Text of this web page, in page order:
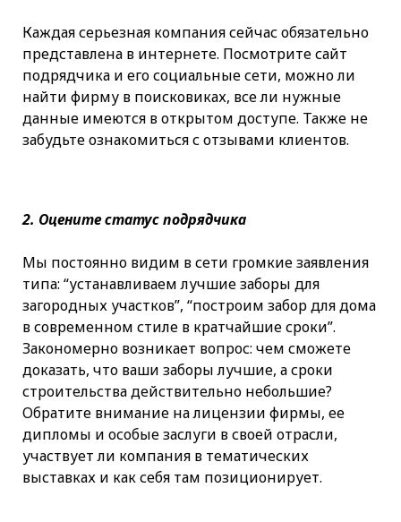
Каждая серьезная компания сейчас обязательно
представлена в интернете. Посмотрите сайт
подрядчика и его социальные сети, можно ли
найти фирму в поисковиках, все ли нужные
данные имеются в открытом доступе. Также не
забудьте ознакомиться с отзывами клиентов.
2. Оцените статус подрядчика
Мы постоянно видим в сети громкие заявления
типа: “устанавливаем лучшие заборы для
загородных участков”, “построим забор для дома
в современном стиле в кратчайшие сроки”.
Закономерно возникает вопрос: чем сможете
доказать, что ваши заборы лучшие, а сроки
строительства действительно небольшие?
Обратите внимание на лицензии фирмы, ее
дипломы и особые заслуги в своей отрасли,
участвует ли компания в тематических
выставках и как себя там позиционирует.